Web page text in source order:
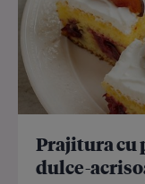
Prajitura cu
dulce-